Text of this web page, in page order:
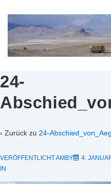
Zum
Inhalt
24-
‹ Zurück zu 24-
VERÖFFENTLICHT AMBY 4.
IN